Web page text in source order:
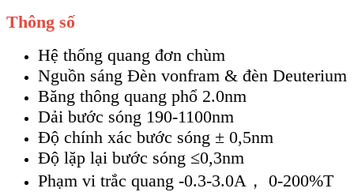
Thông số
Hệ thống quang đơn chùm
Nguồn sáng Đèn vonfram & đèn Deuterium
Băng thông quang phổ 2.0nm
Dải bước sóng 190-1100nm
Độ chính xác bước sóng ± 0,5nm
Độ lặp lại bước sóng ≤0,3nm
Phạm vi trắc quang -0.3-3.0A， 0-200%T